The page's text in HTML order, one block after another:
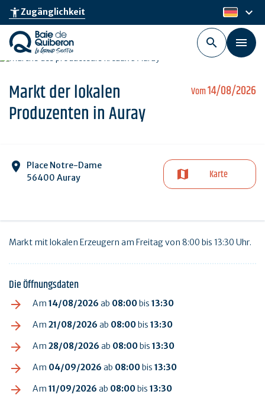
Skip
main
content
accessibility_newZugänglichkeit de
keyboard_arrow_down
Vom14/08/2026
Markt der lokalen
Produzenten in Auray
Place Notre-Dame
56400 Auray
Karte
Markt mit lokalen Erzeugern am Freitag von 8:00 bis 13:30 Uhr.
Die Öffnungsdaten
Am 14/08/2026 ab 08:00bis 13:30
Am 21/08/2026 ab 08:00bis 13:30
Am 28/08/2026 ab 08:00bis 13:30
Am 04/09/2026 ab 08:00bis 13:30
Am 11/09/2026 ab 08:00bis 13:30